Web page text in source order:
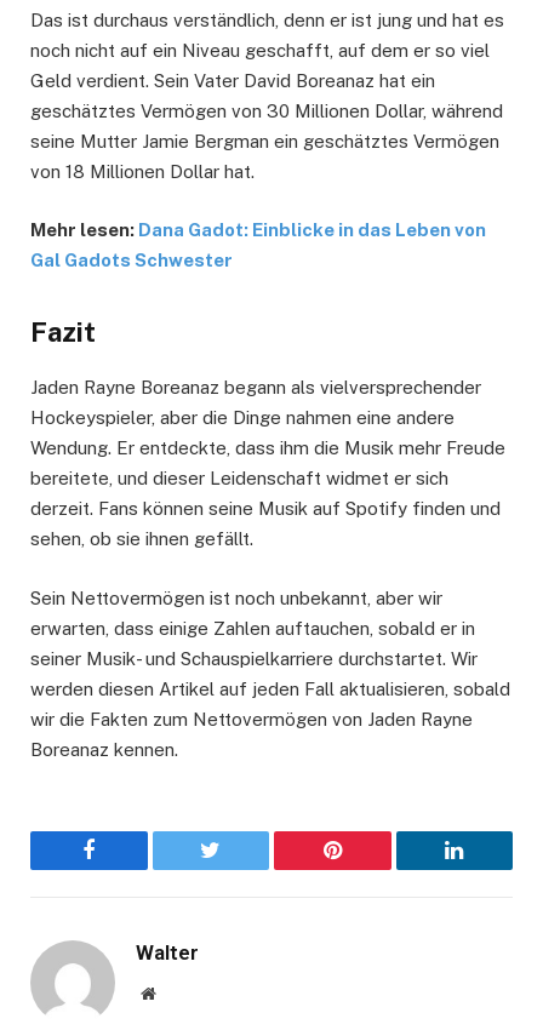
Das ist durchaus verständlich, denn er ist jung und hat es
noch nicht auf ein Niveau geschafft, auf dem er so viel
Geld verdient. Sein Vater David Boreanaz hat ein
geschätztes Vermögen von 30 Millionen Dollar, während
seine Mutter Jamie Bergman ein geschätztes Vermögen
von 18 Millionen Dollar hat.
Mehr lesen: Dana Gadot: Einblicke in das Leben von
Gal Gadots Schwester
Fazit
Jaden Rayne Boreanaz begann als vielversprechender
Hockeyspieler, aber die Dinge nahmen eine andere
Wendung. Er entdeckte, dass ihm die Musik mehr Freude
bereitete, und dieser Leidenschaft widmet er sich
derzeit. Fans können seine Musik auf Spotify finden und
sehen, ob sie ihnen gefällt.
Sein Nettovermögen ist noch unbekannt, aber wir
erwarten, dass einige Zahlen auftauchen, sobald er in
seiner Musik- und Schauspielkarriere durchstartet. Wir
werden diesen Artikel auf jeden Fall aktualisieren, sobald
wir die Fakten zum Nettovermögen von Jaden Rayne
Boreanaz kennen.
Facebook Twitter Pinterest LinkedIn
Walter
Website